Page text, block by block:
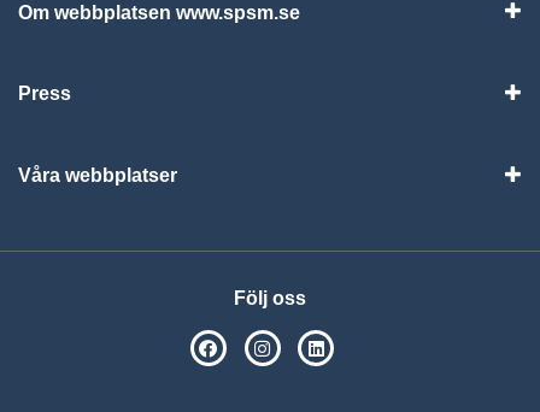
Om webbplatsen www.spsm.se
Press
Våra webbplatser
Följ oss
SPSM på Facebook
SPSM på Instagram